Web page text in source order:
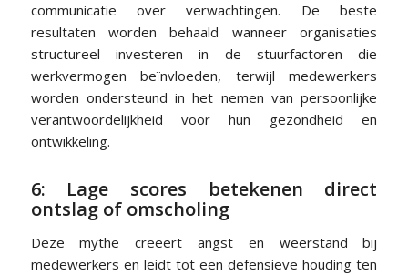
communicatie over verwachtingen. De beste
resultaten worden behaald wanneer organisaties
structureel investeren in de stuurfactoren die
werkvermogen beïnvloeden, terwijl medewerkers
worden ondersteund in het nemen van persoonlijke
verantwoordelijkheid voor hun gezondheid en
ontwikkeling.
6: Lage scores betekenen direct
ontslag of omscholing
Deze mythe creëert angst en weerstand bij
medewerkers en leidt tot een defensieve houding ten